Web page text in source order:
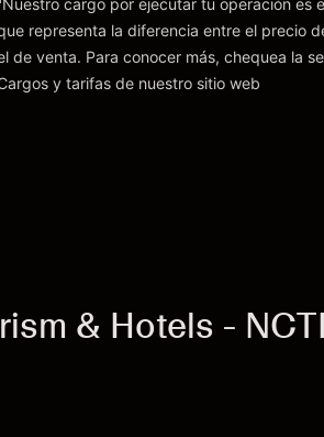
Nuestro cargo por ejecutar tu operación es
representa la diferencia entre el precio
de venta. Para conocer más, chequea la
y tarifas de nuestro sitio web
& Hotels -